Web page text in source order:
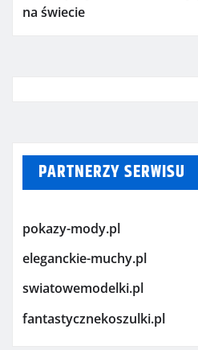
na świecie
PARTNERZY SERWISU
pokazy-mody.pl
eleganckie-muchy.pl
swiatowemodelki.pl
fantastycznekoszulki.pl